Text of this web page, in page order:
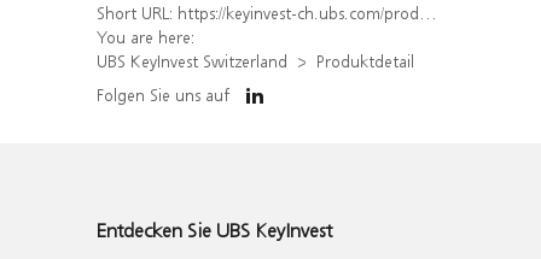
Short URL: https://keyinvest-ch.ubs.com/produkt/detail/index/isin/CH1564522477
You are here:
UBS KeyInvest Switzerland
Produktdetail
Folgen Sie uns auf
Entdecken Sie UBS KeyInvest